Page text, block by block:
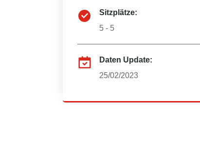
Sitzplätze:
5 - 5
Daten Update:
25/02/2023